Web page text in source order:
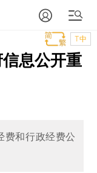
T中
息公开重
费和行政经费公